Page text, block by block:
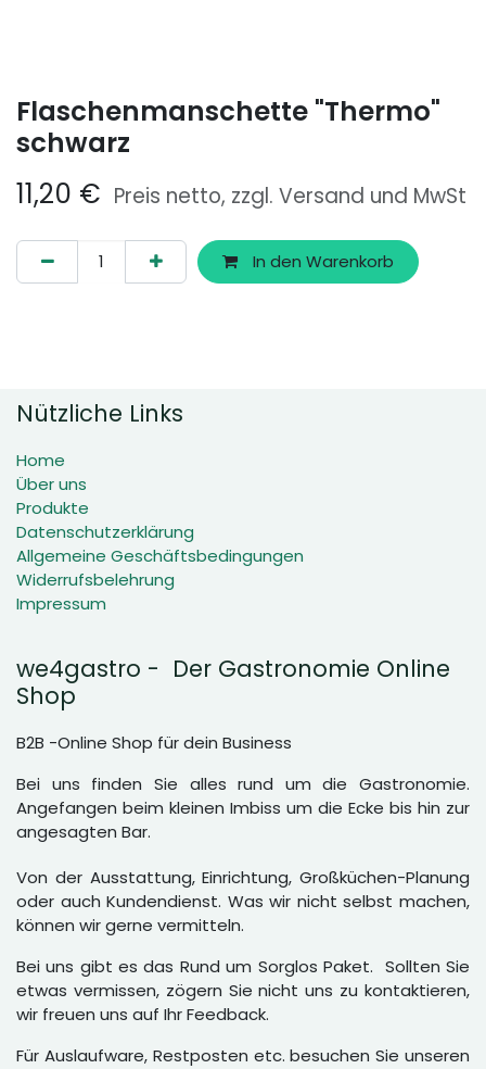
Flaschenmanschette "Thermo"
schwarz
11,20 € Preis netto, zzgl. Versand und MwSt
In den Warenkorb
Nützliche Links
Home
Über uns
Produkte
Datenschutzerklärung
Allgemeine Geschäftsbedingungen
Widerrufsbelehrung
Impressum
we4gastro - Der Gastronomie Online
Shop
B2B -Online Shop für dein Business
Bei uns finden Sie alles rund um die Gastronomie.
Angefangen beim kleinen Imbiss um die Ecke bis hin zur
angesagten Bar.
Von der Ausstattung, Einrichtung, Großküchen-Planung
oder auch Kundendienst. Was wir nicht selbst machen,
können wir gerne vermitteln.
Bei uns gibt es das Rund um Sorglos Paket. Sollten Sie
etwas vermissen, zögern Sie nicht uns zu kontaktieren,
wir freuen uns auf Ihr Feedback.
Für Auslaufware, Restposten etc. besuchen Sie unseren